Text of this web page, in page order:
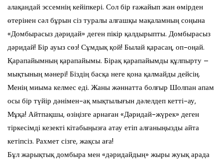
алақандай эссемнің кейіпкері. Сол бір ғажайып жан өмірден
өтерінен сәл бұрын сіз туралы алғашқы мақаламның соңына
«Домбырасыз дәридай» деген пікір қалдырыпты. Домбырасыз
дәридай! Бір ауыз сөз! Сұмдық қой! Былай қарасаң, оп-оңай.
Қарапайымның қарапайымы. Бірақ қарапайымды құлпырту –
мықтының мәнері! Біздің басқа неге қона қалмайды дейсің.
Менің миыма келмес еді. Жаны жәннатта болғыр Шолпан апам
осы бір түйір дәнімен-ақ мықтылығын дәлелдеп кетті-ау,
Мұқа! Айтпақшы, өзіңізге арнаған «Дәридай-жүрек» деген
тіркесімді кезекті кітабыңызға атау етіп алғаныңызды айта
кетіпсіз. Рахмет сізге, жақсы аға!
Бұл жарықтық домбыра мен «дәридайдың» жыры жуық арада